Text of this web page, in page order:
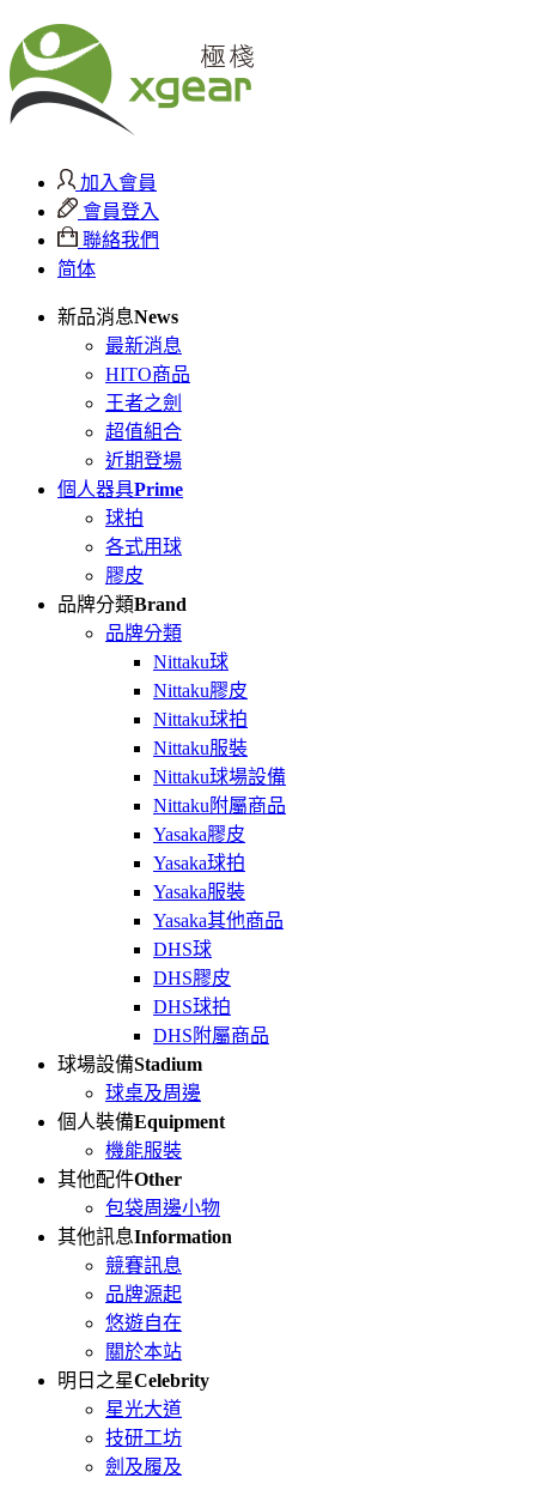
加入會員
會員登入
聯絡我們
简体
新品消息News
最新消息
HITO商品
王者之劍
超值組合
近期登場
個人器具Prime
球拍
各式用球
膠皮
品牌分類Brand
品牌分類
Nittaku球
Nittaku膠皮
Nittaku球拍
Nittaku服裝
Nittaku球場設備
Nittaku附屬商品
Yasaka膠皮
Yasaka球拍
Yasaka服裝
Yasaka其他商品
DHS球
DHS膠皮
DHS球拍
DHS附屬商品
球場設備Stadium
球桌及周邊
個人裝備Equipment
機能服裝
其他配件Other
包袋周邊小物
其他訊息Information
競賽訊息
品牌源起
悠遊自在
關於本站
明日之星Celebrity
星光大道
技研工坊
劍及履及